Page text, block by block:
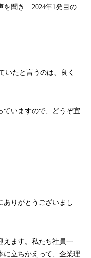
を聞き…2024年1発目の
いたと言うのは、良く
ていますので、どうぞ宜
ありがとうございまし
えます。私たち社員一
に立ちかえって、企業理